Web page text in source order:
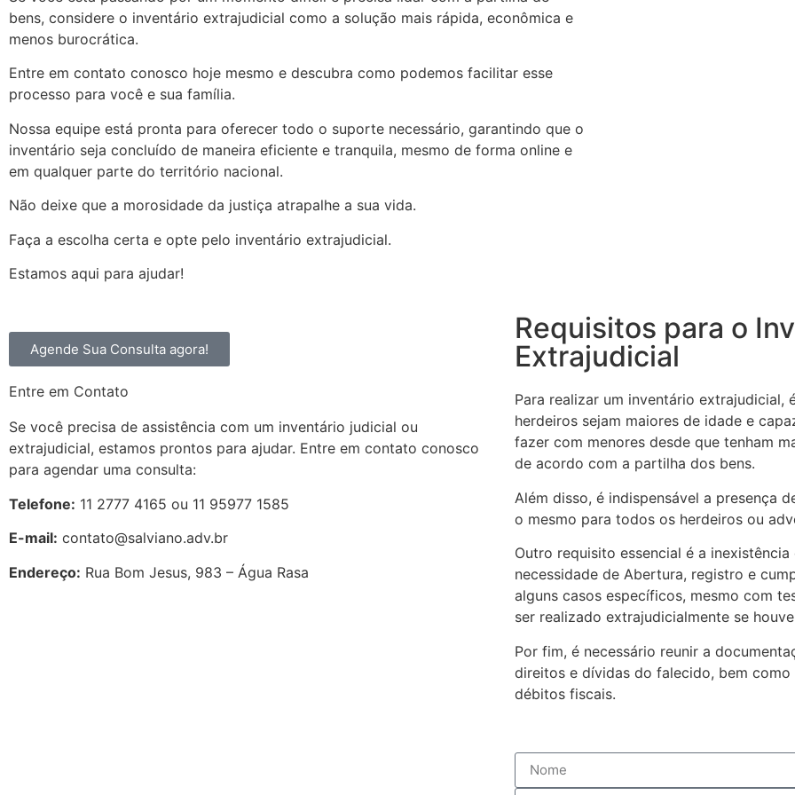
bens, considere o inventário extrajudicial como a solução mais rápida, econômica e
menos burocrática.
Entre em contato conosco hoje mesmo e descubra como podemos facilitar esse
processo para você e sua família.
Nossa equipe está pronta para oferecer todo o suporte necessário, garantindo que o
inventário seja concluído de maneira eficiente e tranquila, mesmo de forma online e
em qualquer parte do território nacional.
Não deixe que a morosidade da justiça atrapalhe a sua vida.
Faça a escolha certa e opte pelo inventário extrajudicial.
Estamos aqui para ajudar!
Agende Sua Consulta agora!
Entre em Contato
Se você precisa de assistência com um inventário judicial ou
extrajudicial, estamos prontos para ajudar. Entre em contato conosco
para agendar uma consulta:
Telefone: 11 2777 4165 ou 11 95977 1585
E-mail: contato@salviano.adv.br
Endereço: Rua Bom Jesus, 983 – Água Rasa
Requisitos para o
Extrajudicial
Para realizar um inventário extrajudicial,
herdeiros sejam maiores de idade e
fazer com menores desde que tenham
de acordo com a partilha dos bens.
Além disso, é indispensável a presença
o mesmo para todos os herdeiros ou
Outro requisito essencial é a
necessidade de Abertura, registro e
alguns casos específicos, mesmo com
ser realizado extrajudicialmente se
Por fim, é necessário reunir a
direitos e dívidas do falecido, bem
débitos fiscais.